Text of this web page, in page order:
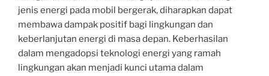
jenis energi pada mobil bergerak, diharapkan dapat
membawa dampak positif bagi lingkungan dan
keberlanjutan energi di masa depan. Keberhasilan
dalam mengadopsi teknologi energi yang ramah
lingkungan akan menjadi kunci utama dalam